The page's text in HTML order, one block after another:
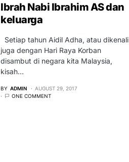
Ibrah Nabi Ibrahim AS dan
keluarga
Setiap tahun Aidil Adha, atau dikenali
juga dengan Hari Raya Korban
disambut di negara kita Malaysia,
kisah…
BY ADMIN
AUGUST 29, 2017
ONE COMMENT